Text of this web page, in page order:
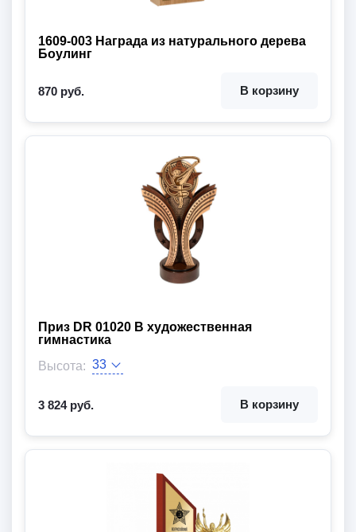
1609-003 Награда из натурального дерева
Боулинг
870 руб. В корзину
Приз DR 01020 B художественная
гимнастика
Цвет:
Высота:
3 824 руб.
В корзину